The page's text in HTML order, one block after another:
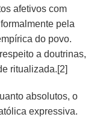
afetivos com
pela
do povo.
a doutrinas,
ritualizada.[2]
absolutos, o
expressiva.